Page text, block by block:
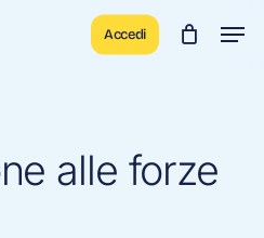
Accedi
alle forze